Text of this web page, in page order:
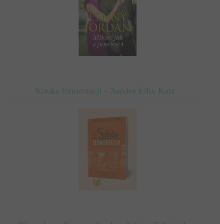
Sztuka fermentacji – Sandor Ellix Katz